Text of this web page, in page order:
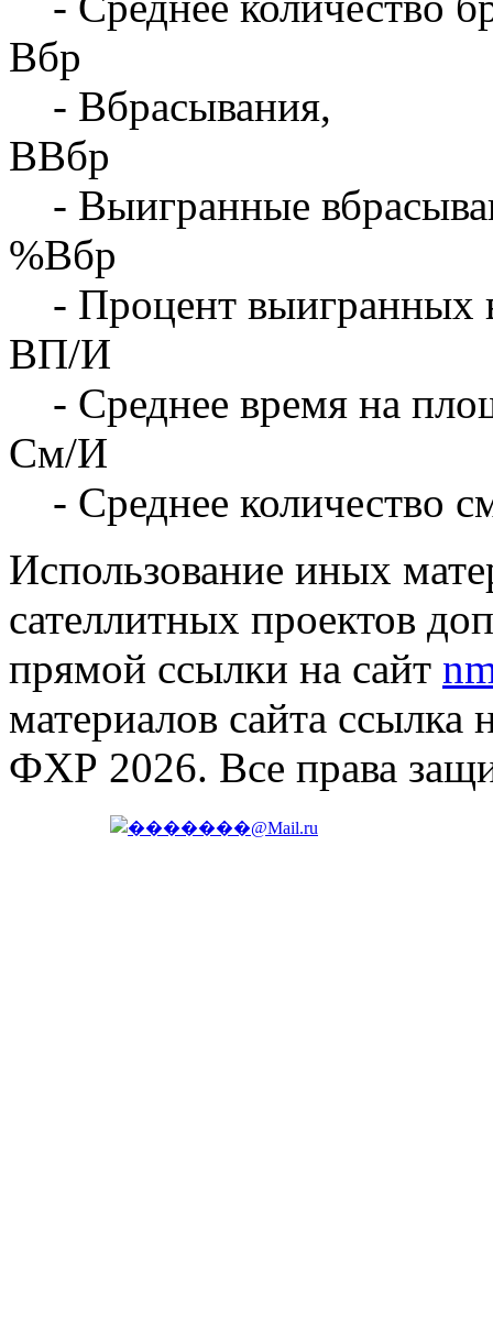
Вбр
- Вбрасывания,
ВВбр
- Выигранные
%Вбр
- Процент выигранных
ВП/И
- Среднее время на
См/И
- Среднее количество
Использование иных
сателлитных проектов
прямой ссылки на сайт
материалов сайта ссылка
ФХР 2026. Все права